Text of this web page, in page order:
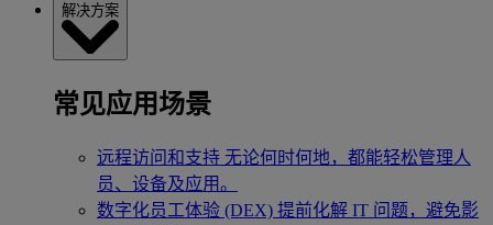
解决方案
常见应用场景
远程访问和支持 无论何时何地，都能轻松管理人
员、设备及应用。
数字化员工体验 (DEX) 提前化解 IT 问题，避免影